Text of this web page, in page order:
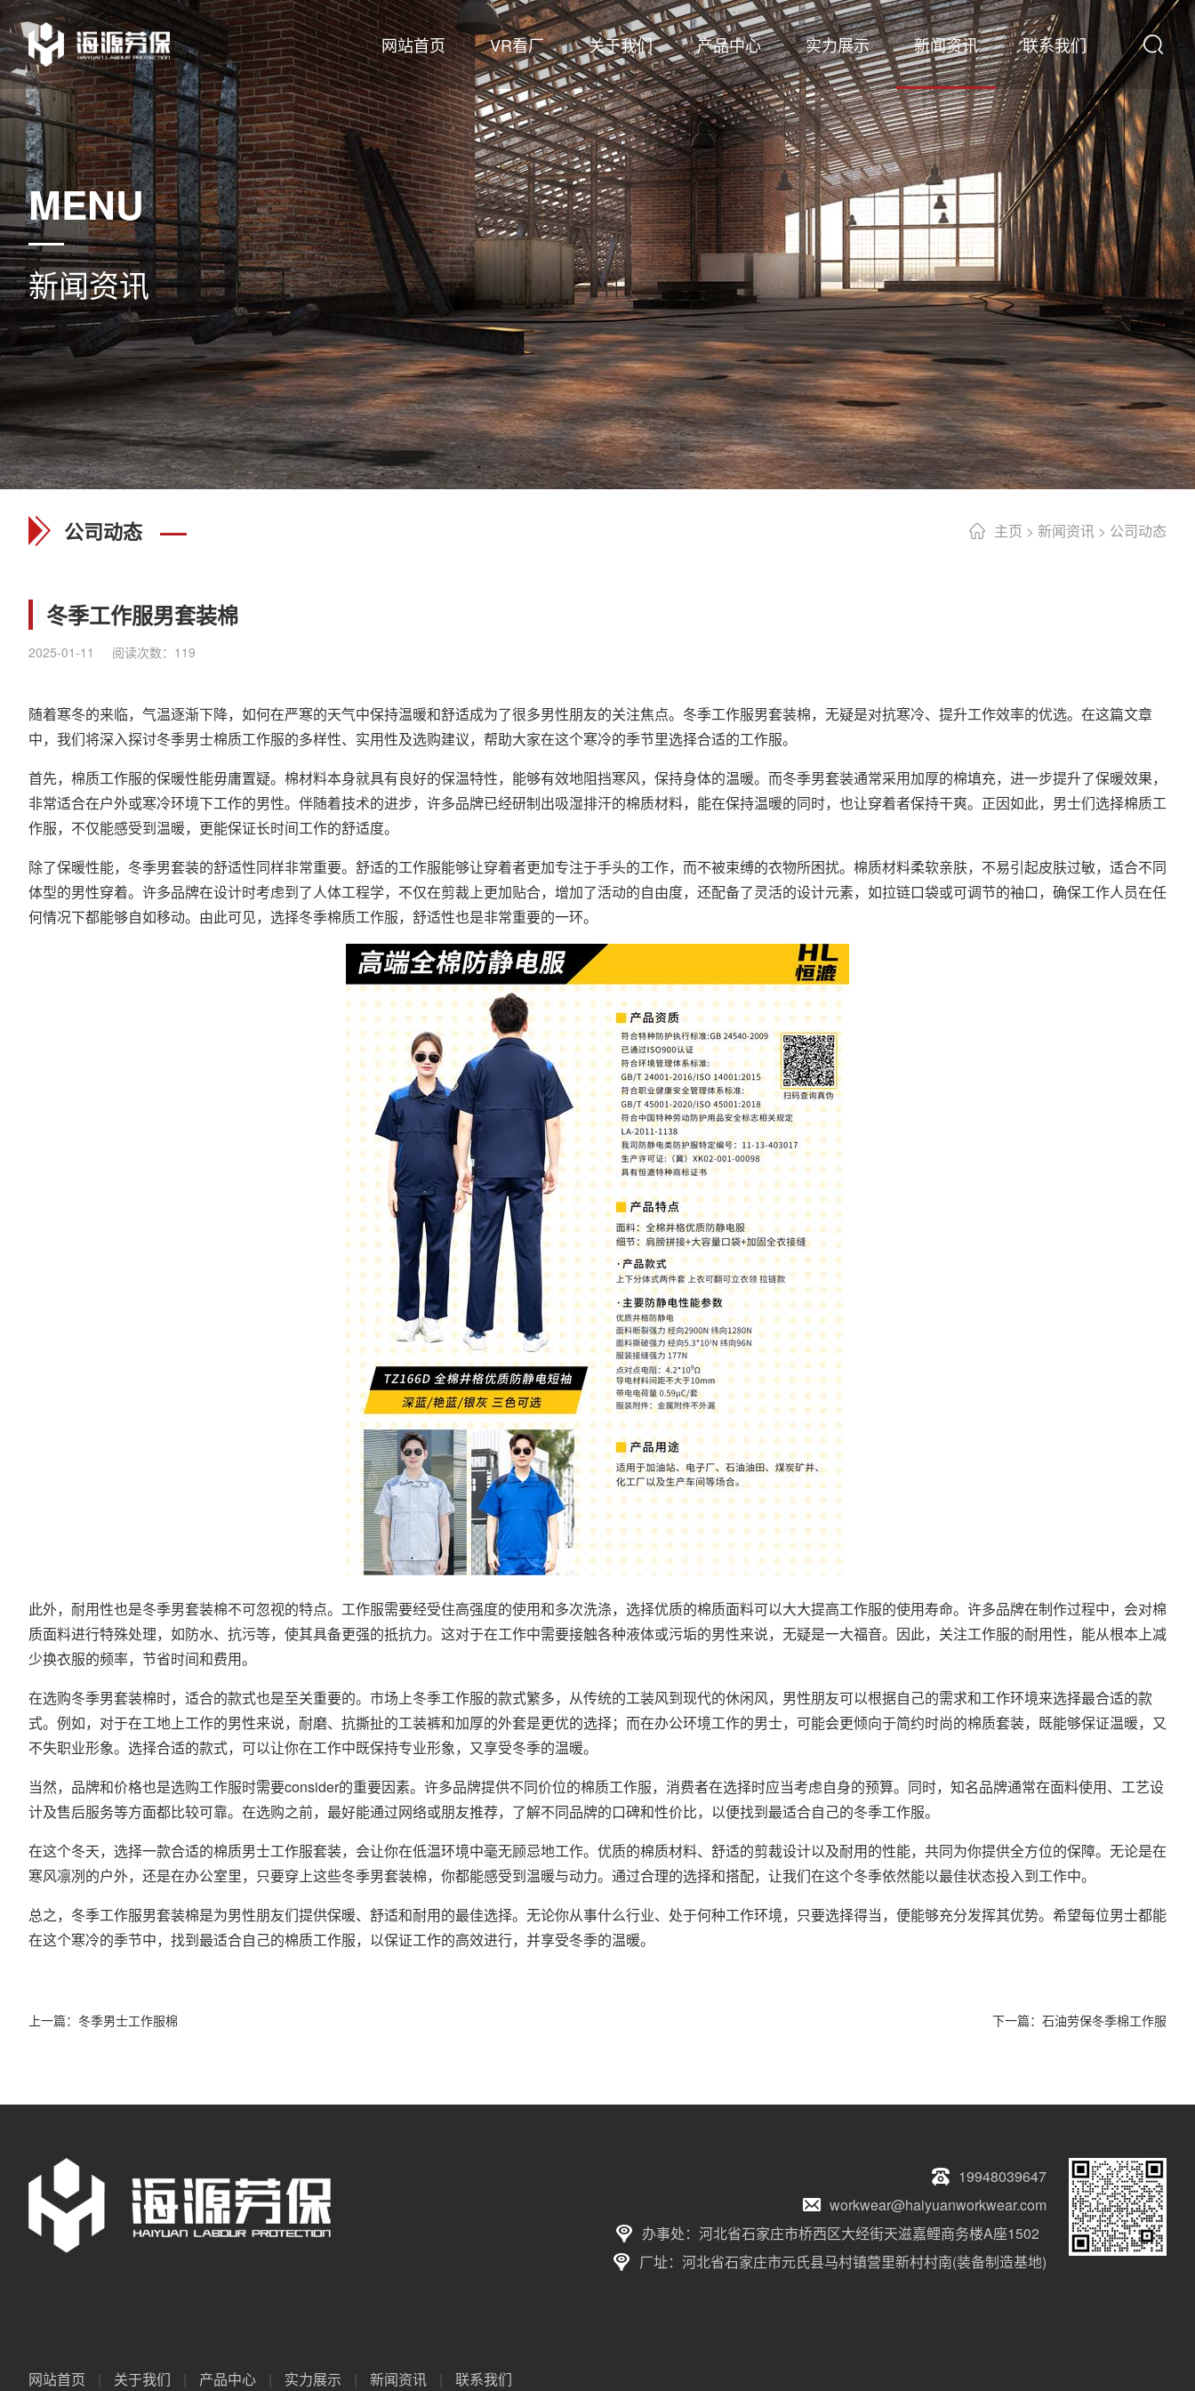
网站首页 VR看厂 关于我们 产品中心 实力展示 新闻资讯 联系我们
MENU
新闻资讯
主页 > 新闻资讯 > 公司动态
公司动态
冬季工作服男套装棉
2025-01-11 阅读次数： 119
随着寒冬的来临，气温逐渐下降，如何在严寒的天气中保持温暖和舒适成为了很多男性朋友的关注焦点。冬季工作服男套装棉，无疑是对抗寒冷、提升工作效率的优选。在这篇文章
中，我们将深入探讨冬季男士棉质工作服的多样性、实用性及选购建议，帮助大家在这个寒冷的季节里选择合适的工作服。
首先，棉质工作服的保暖性能毋庸置疑。棉材料本身就具有良好的保温特性，能够有效地阻挡寒风，保持身体的温暖。而冬季男套装通常采用加厚的棉填充，进一步提升了保暖效果，
非常适合在户外或寒冷环境下工作的男性。伴随着技术的进步，许多品牌已经研制出吸湿排汗的棉质材料，能在保持温暖的同时，也让穿着者保持干爽。正因如此，男士们选择棉质工
作服，不仅能感受到温暖，更能保证长时间工作的舒适度。
除了保暖性能，冬季男套装的舒适性同样非常重要。舒适的工作服能够让穿着者更加专注于手头的工作，而不被束缚的衣物所困扰。棉质材料柔软亲肤，不易引起皮肤过敏，适合不同
体型的男性穿着。许多品牌在设计时考虑到了人体工程学，不仅在剪裁上更加贴合，增加了活动的自由度，还配备了灵活的设计元素，如拉链口袋或可调节的袖口，确保工作人员在任
何情况下都能够自如移动。由此可见，选择冬季棉质工作服，舒适性也是非常重要的一环。
此外，耐用性也是冬季男套装棉不可忽视的特点。工作服需要经受住高强度的使用和多次洗涤，选择优质的棉质面料可以大大提高工作服的使用寿命。许多品牌在制作过程中，会对棉
质面料进行特殊处理，如防水、抗污等，使其具备更强的抵抗力。这对于在工作中需要接触各种液体或污垢的男性来说，无疑是一大福音。因此，关注工作服的耐用性，能从根本上减
少换衣服的频率，节省时间和费用。
在选购冬季男套装棉时，适合的款式也是至关重要的。市场上冬季工作服的款式繁多，从传统的工装风到现代的休闲风，男性朋友可以根据自己的需求和工作环境来选择最合适的款
式。例如，对于在工地上工作的男性来说，耐磨、抗撕扯的工装裤和加厚的外套是更优的选择；而在办公环境工作的男士，可能会更倾向于简约时尚的棉质套装，既能够保证温暖，又
不失职业形象。选择合适的款式，可以让你在工作中既保持专业形象，又享受冬季的温暖。
当然，品牌和价格也是选购工作服时需要consider的重要因素。许多品牌提供不同价位的棉质工作服，消费者在选择时应当考虑自身的预算。同时，知名品牌通常在面料使用、工艺设
计及售后服务等方面都比较可靠。在选购之前，最好能通过网络或朋友推荐，了解不同品牌的口碑和性价比，以便找到最适合自己的冬季工作服。
在这个冬天，选择一款合适的棉质男士工作服套装，会让你在低温环境中毫无顾忌地工作。优质的棉质材料、舒适的剪裁设计以及耐用的性能，共同为你提供全方位的保障。无论是在
寒风凛冽的户外，还是在办公室里，只要穿上这些冬季男套装棉，你都能感受到温暖与动力。通过合理的选择和搭配，让我们在这个冬季依然能以最佳状态投入到工作中。
总之，冬季工作服男套装棉是为男性朋友们提供保暖、舒适和耐用的最佳选择。无论你从事什么行业、处于何种工作环境，只要选择得当，便能够充分发挥其优势。希望每位男士都能
在这个寒冷的季节中，找到最适合自己的棉质工作服，以保证工作的高效进行，并享受冬季的温暖。
上一篇： 冬季男士工作服棉 下一篇： 石油劳保冬季棉工作服
19948039647
workwear@haiyuanworkwear.com
办事处：河北省石家庄市桥西区大经街天滋嘉鲤商务楼A座1502
厂址：河北省石家庄市元氏县马村镇营里新村村南(装备制造基地)
网站首页 | 关于我们 | 产品中心 | 实力展示 | 新闻资讯 | 联系我们